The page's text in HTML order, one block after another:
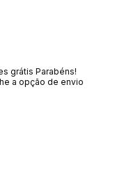
grátis Parabéns!
a opção de envio